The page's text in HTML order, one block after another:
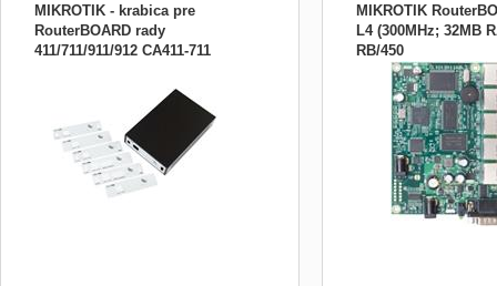
MIKROTIK - krabica pre
RouterBOARD rady
411/711/911/912 CA411-711
MIKROTIK
L4 (300MHz; 32MB
RB/450
Špecifikácia : LAN port:
Mbps MDI/MDI-X
Atheros AR7130
teplota: -20 až 60 °C
Rozmery: 115 x 90 x 16
1x serial port RS-232
PC Speaker : áno OS: M